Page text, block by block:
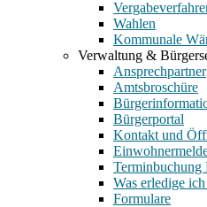
Wahlen
Kommunale
Verwaltung &
Ansprechpartner
Amtsbroschüre
Bürgerportal
Kontakt und
Terminbuchung
Was erledige
Formulare